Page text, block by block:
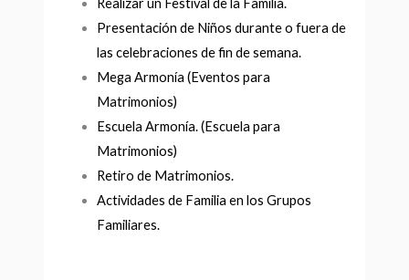
Presentación de Niños durante o fuera de
las celebraciones de fin de semana.
Mega Armonía (Eventos para
Matrimonios)
Escuela Armonía. (Escuela para
Matrimonios)
Retiro de Matrimonios.
Actividades de Familia en los Grupos
Familiares.